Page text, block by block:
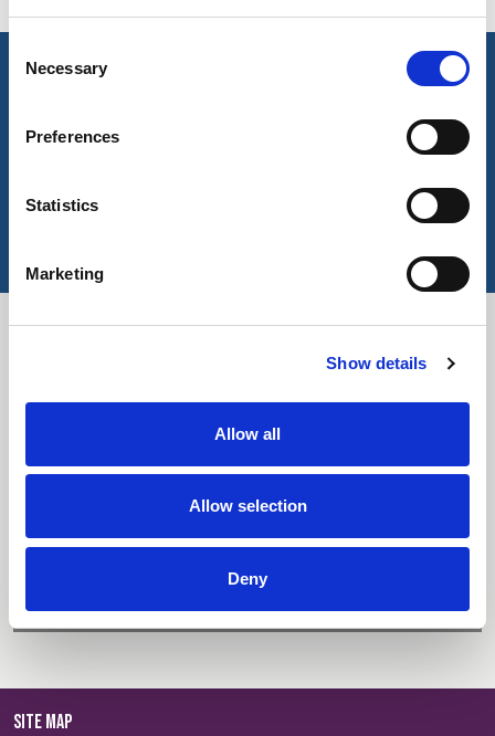
Selection
Necessary
Preferences
Statistics
Marketing
Show details
Allow all
Allow selection
Deny
caractéristiques principales et accréditations
Technologie COOLMAX®
Residual extension
EN 20471 Contrast trims
Informations des certificats Connexion
SITE MAP